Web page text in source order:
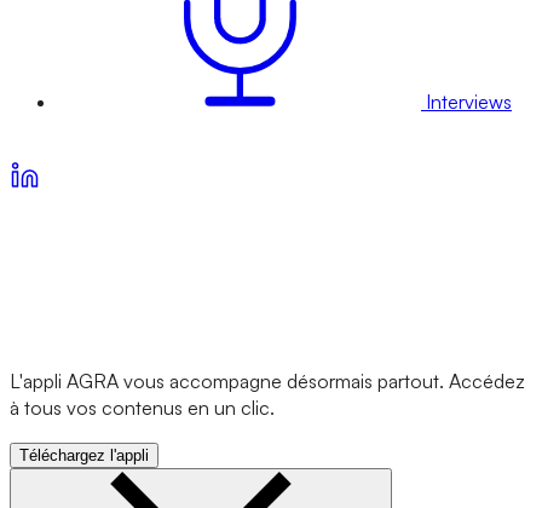
Interviews
L'appli AGRA vous accompagne désormais partout. Accédez
à tous vos contenus en un clic.
Téléchargez l'appli